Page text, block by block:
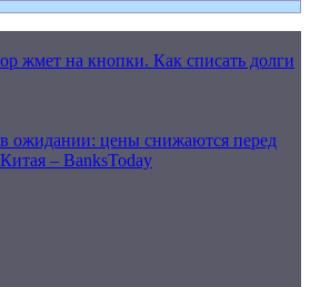
жмет на кнопки. Как списать долги
ожидании: цены снижаются перед
– BanksToday